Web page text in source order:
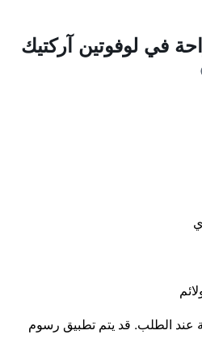
في لوفوتين آركتيك
عند الطلب. قد يتم تطبيق رسوم